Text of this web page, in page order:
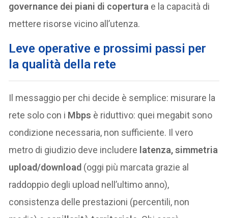
governance dei piani di copertura e la capacità di
mettere risorse vicino all’utenza.
Leve operative e prossimi passi per
la qualità della rete
Il messaggio per chi decide è semplice: misurare la
rete solo con i Mbps è riduttivo: quei megabit sono
condizione necessaria, non sufficiente. Il vero
metro di giudizio deve includere latenza, simmetria
upload/download (oggi più marcata grazie al
raddoppio degli upload nell’ultimo anno),
consistenza delle prestazioni (percentili, non